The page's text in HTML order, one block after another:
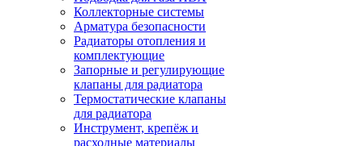
Коллекторные системы
Арматура безопасности
Радиаторы отопления и
комплектующие
Запорные и регулирующие
клапаны для радиатора
Термостатические клапаны
для радиатора
Инструмент, крепёж и
расходные материалы